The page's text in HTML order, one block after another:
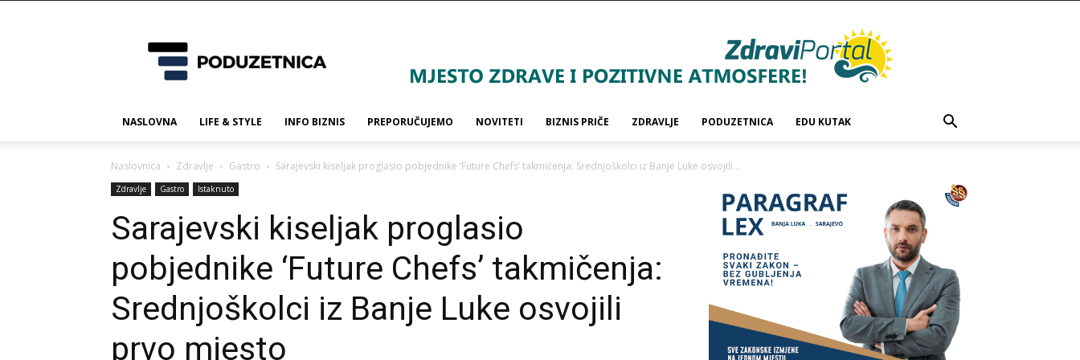
NASLOVNA LIFE & STYLE INFO BIZNIS PREPORUČUJEMO NOVITETI BIZNIS PRIČE ZDRAVLJE PODUZETNICA EDU KUTAK
Naslovnica Zdravlje Gastro Sarajevski kiseljak proglasio pobjednike ‘Future Chefs’ takmičenja: Srednjoškolci iz Banje Luke osvojili...
Zdravlje Gastro Istaknuto
Sarajevski kiseljak proglasio
pobjednike ‘Future Chefs’ takmičenja:
Srednjoškolci iz Banje Luke osvojili
prvo mjesto